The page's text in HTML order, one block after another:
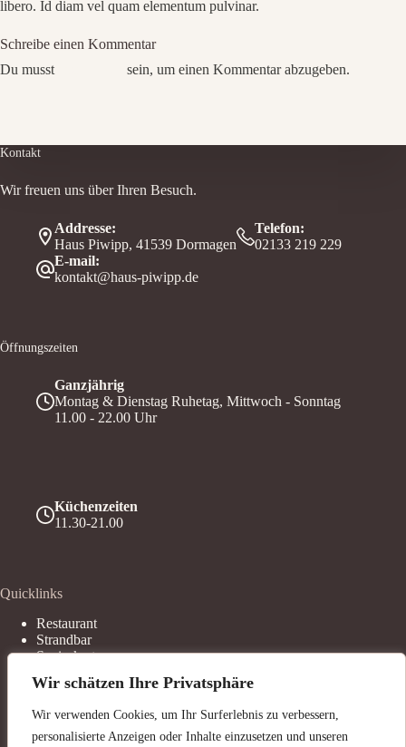
Wir schätzen Ihre Privatsphäre
Wir verwenden Cookies, um Ihr Surferlebnis zu verbessern,
personalisierte Anzeigen oder Inhalte einzusetzen und unseren
libero. Id diam vel quam elementum pulvinar.
Schreibe einen Kommentar
Du musst
sein, um einen Kommentar abzugeben.
Kontakt
Wir freuen uns über Ihren Besuch.
Addresse:
Haus Piwipp, 41539 Dormagen
Telefon:
02133 219 229
E-mail:
kontakt@haus-piwipp.de
Öffnungszeiten
Ganzjährig
Montag & Dienstag Ruhetag, Mittwoch - Sonntag
11.00 - 22.00 Uhr
Küchenzeiten
11.30-21.00
Quicklinks
Restaurant
Strandbar
Speisekarte
Bierwagen
AGB`s
Kontakt